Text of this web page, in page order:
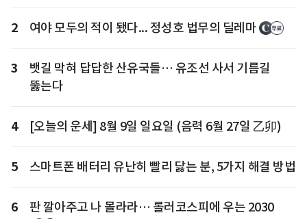
2 여야 모두의 적이 됐다... 정성호 법무의 딜레마
3
뱃길 막혀 답답한 산유국들… 유조선 사서 기름길
뚫는다
4 [오늘의 운세] 8월 9일 일요일 (음력 6월 27일 乙卯)
5 스마트폰 배터리 유난히 빨리 닳는 분, 5가지 해결 방법
6 판 깔아주고 나 몰라라… 롤러코스피에 우는 2030